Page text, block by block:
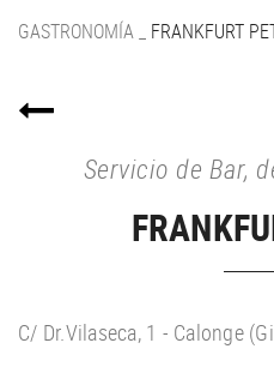
GASTRONOMÍA FRANKFURT
Servicio de Bar,
C/ Dr.Vilaseca, 1 - Calonge